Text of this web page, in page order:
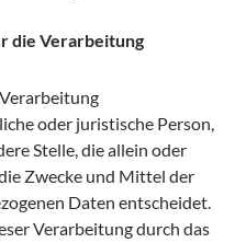
die Verarbeitung
oder juristische Person,
Stelle, die allein oder
Zwecke und Mittel der
Daten entscheidet.
Verarbeitung durch das